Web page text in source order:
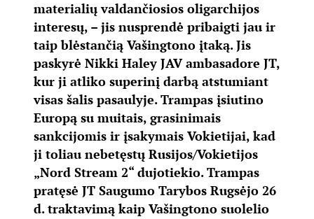
materialių valdančiosios oligarchijos
interesų, – jis nusprendė pribaigti jau ir
taip blėstančią Vašingtono įtaką. Jis
paskyrė Nikki Haley JAV ambasadore JT,
kur ji atliko superinį darbą atstumiant
visas šalis pasaulyje. Trampas įsiutino
Europą su muitais, grasinimais
sankcijomis ir įsakymais Vokietijai, kad
ji toliau nebetęstų Rusijos/Vokietijos
„Nord Stream 2“ dujotiekio. Trampas
pratęsė JT Saugumo Tarybos Rugsėjo 26
d. traktavimą kaip Vašingtono suolelio